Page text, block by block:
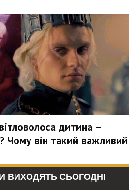
дитина –
Чому він такий важливий
ВИХОДЯТЬ СЬОГОДНІ